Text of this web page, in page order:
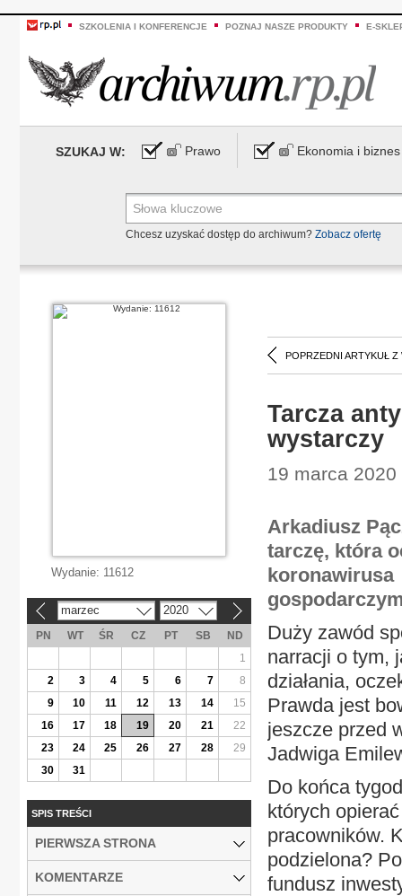
SZKOLENIA I KONFERENCJE POZNAJ NASZE PRODUKTY E-
SZUKAJ W: Prawo Ekonomia i biznes
Chcesz uzyskać dostęp do archiwum? Zobacz ofertę
POPRZEDNI ARTYKUŁ Z
Tarcza
wystarczy
19 marca
Arkadiusz
tarczę, która
Duży zawód
narracji o tym,
działania,
Prawda jest
jeszcze przed
Jadwiga
Do końca
których
pracowników.
podzielona?
fundusz
Wydanie: 11612
marzec 2020
PN WT ŚR CZ PT SB
ND
1
2
3 4 5 6 7
8
9
10 11 12 13 14
15
16
17 18 19 20 21
22
23
24 25 26 27 28
29
30
31
SPIS TREŚCI
PIERWSZA STRONA
KOMENTARZE